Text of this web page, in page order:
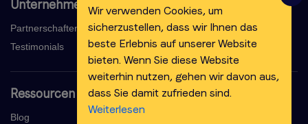
Unternehmen
Partnerschaften
Testimonials
Ressourcen
Blog
Wir verwenden Cookies, um
sicherzustellen, dass wir Ihnen das
beste Erlebnis auf unserer Website
bieten. Wenn Sie diese Website
weiterhin nutzen, gehen wir davon aus,
dass Sie damit zufrieden sind.
Weiterlesen